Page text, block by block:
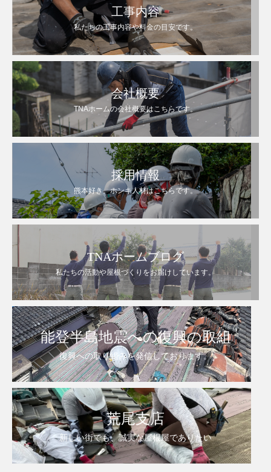
工事内容
私たちの工事内容や料金の目安です。
会社概要
TNAホームの会社概要はこちらです。
採用情報
熊本好き。ホンキ人材はこちらです。
TNAホームブログ
私たちの活動や屋根づくりをお届けしています。
能登半島地震への復興の取組
復興への取り組みを発信しております。
荒尾支店
新しい街でも、誠実な屋根屋でありたい